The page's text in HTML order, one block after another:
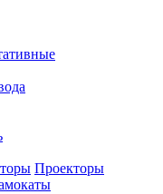
Проекторы